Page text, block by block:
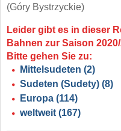
(Góry Bystrzyckie)
Leider gibt es in dieser
Bahnen zur Saison
Bitte gehen Sie zu:
Mittelsudeten (2)
Sudeten (Sudety) (8)
Europa (114)
weltweit (167)